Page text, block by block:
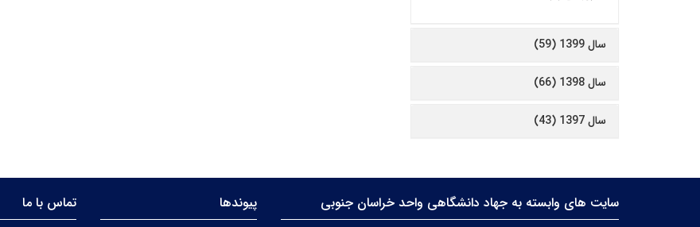
سال 1399 (59)
سال 1398 (66)
سال 1397 (43)
سایت های وابسته به جهاد دانشگاهی واحد خراسان جنوبی
پیوندها
تماس با ما